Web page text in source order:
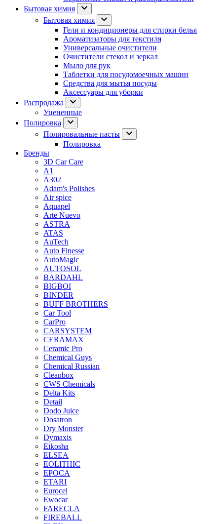
Бытовая химия
Бытовая химия
Гели и кондиционеры для стирки белья
Ароматизаторы для текстиля
Универсальные очистители
Очистители стекол и зеркал
Мыло для рук
Таблетки для посудомоечных машин
Средства для мытья посуды
Аксессуары для уборки
Распродажа
Уцененные
Полировка
Полировальные пасты
Полировка
Бренды
3D Car Care
A1
A302
Adam's Polishes
Air spice
Aquapel
Arte Nuevo
ASTRA
ATAS
AuTech
Auto Finesse
AutoMagic
AUTOSOL
BARDAHL
BIGBOI
BINDER
BUFF BROTHERS
Car Tool
CarPro
CARSYSTEM
CERAMAX
Ceramic Pro
Chemical Guys
Chemical Russian
Cleanbox
CWS Chemicals
Delta Kits
Detail
Dodo Juice
Dosatron
Dry Monster
Dymaxis
Eikosha
ELSEA
EOLITHIC
EPOCA
ETARI
Eurocel
Ewocar
FARECLA
FIREBALL